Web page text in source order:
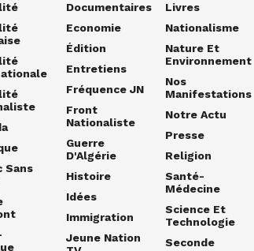
Sans
Documentaires
Economie
Édition
Entretiens
Fréquence JN
Front
Nationaliste
Guerre
D'Algérie
Histoire
Idées
Immigration
Jeune Nation
Livres
Nationalisme
Nature Et
Environnement
Nos
Manifestations
Notre Actu
Presse
Religion
Santé-
Médecine
Science Et
Technologie
Seconde